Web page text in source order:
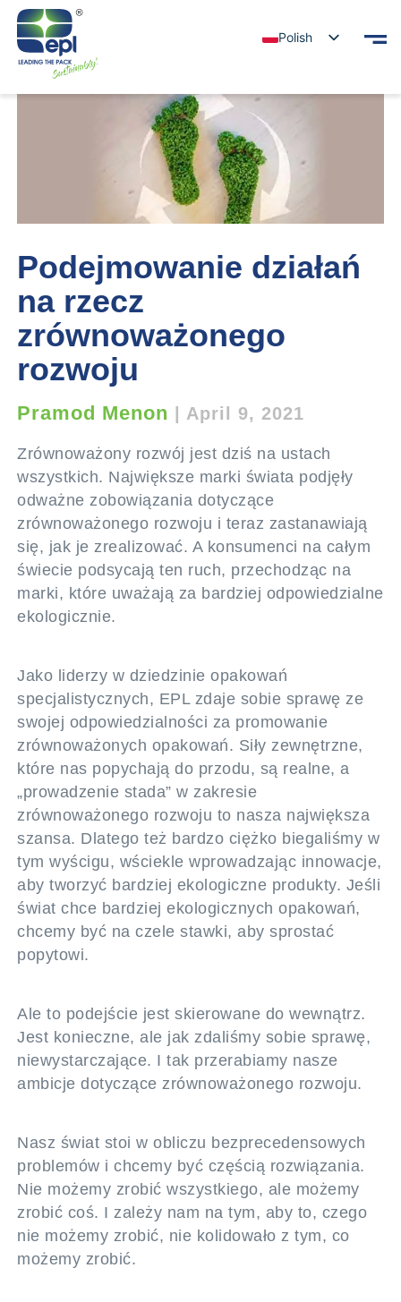
Polish
Podejmowanie działań
na rzecz
zrównoważonego
rozwoju
Pramod Menon April 9, 2021
Zrównoważony rozwój jest dziś na ustach
wszystkich. Największe marki świata podjęły
odważne zobowiązania dotyczące
zrównoważonego rozwoju i teraz zastanawiają
się, jak je zrealizować. A konsumenci na całym
świecie podsycają ten ruch, przechodząc na
marki, które uważają za bardziej odpowiedzialne
ekologicznie.
Jako liderzy w dziedzinie opakowań
specjalistycznych, EPL zdaje sobie sprawę ze
swojej odpowiedzialności za promowanie
zrównoważonych opakowań. Siły zewnętrzne,
które nas popychają do przodu, są realne, a
„prowadzenie stada” w zakresie
zrównoważonego rozwoju to nasza największa
szansa. Dlatego też bardzo ciężko biegaliśmy w
tym wyścigu, wściekle wprowadzając innowacje,
aby tworzyć bardziej ekologiczne produkty. Jeśli
świat chce bardziej ekologicznych opakowań,
chcemy być na czele stawki, aby sprostać
popytowi.
Ale to podejście jest skierowane do wewnątrz.
Jest konieczne, ale jak zdaliśmy sobie sprawę,
niewystarczające. I tak przerabiamy nasze
ambicje dotyczące zrównoważonego rozwoju.
Nasz świat stoi w obliczu bezprecedensowych
problemów i chcemy być częścią rozwiązania.
Nie możemy zrobić wszystkiego, ale możemy
zrobić coś. I zależy nam na tym, aby to, czego
nie możemy zrobić, nie kolidowało z tym, co
możemy zrobić.